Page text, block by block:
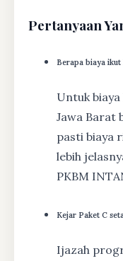
Pertanyaan
Berapa biaya
Untuk
Jawa Barat
pasti biaya
lebih
PKBM
Kejar Paket C
Ijazah